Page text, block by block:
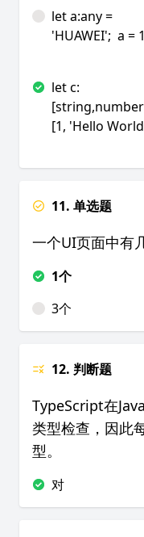
let a:any =
'HUAWEI'; a =
let c:
[1, 'Hello
11. 单选题
一个UI页面中有
1个
3个
12. 判断题
TypeScript在
类型检查，因此
型。
对